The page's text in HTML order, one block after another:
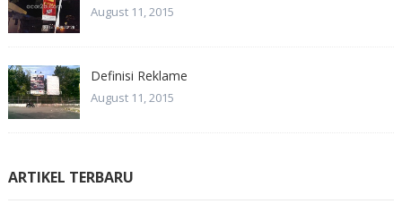
August 11, 2015
Definisi Reklame
August 11, 2015
ARTIKEL TERBARU